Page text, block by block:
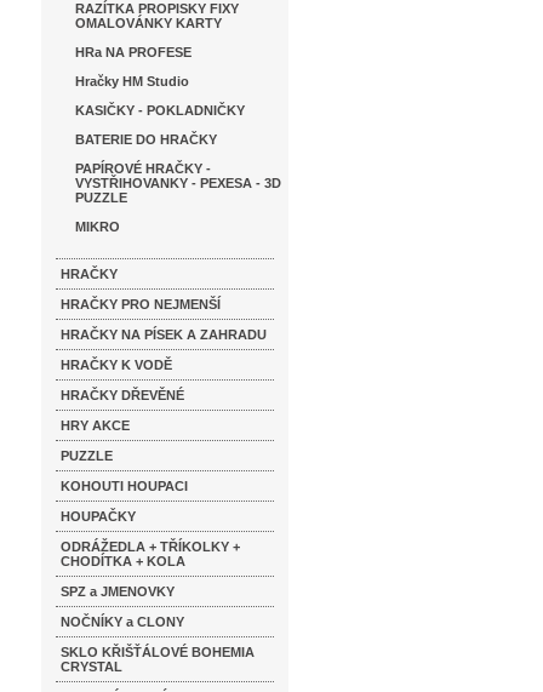
RAZÍTKA PROPISKY FIXY
OMALOVÁNKY KARTY
HRa NA PROFESE
Hračky HM Studio
KASIČKY - POKLADNIČKY
BATERIE DO HRAČKY
PAPÍROVÉ HRAČKY -
VYSTŘIHOVANKY - PEXESA - 3D
PUZZLE
MIKRO
HRAČKY
HRAČKY PRO NEJMENŠÍ
HRAČKY NA PÍSEK A ZAHRADU
HRAČKY K VODĚ
HRAČKY DŘEVĚNÉ
HRY AKCE
PUZZLE
KOHOUTI HOUPACI
HOUPAČKY
ODRÁŽEDLA + TŘÍKOLKY +
CHODÍTKA + KOLA
SPZ a JMENOVKY
NOČNÍKY a CLONY
SKLO KŘIŠŤÁLOVÉ BOHEMIA
CRYSTAL